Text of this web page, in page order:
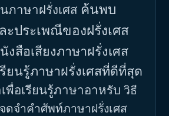
ภาษาฝรั่งเศส ค้นพบ
ประเพณีของฝรั่งเศส
สือเสียงภาษาฝรั่งเศส
ยนรู้ภาษาฝรั่งเศสที่ดีที่สุด
พื่อเรียนรู้ภาษาอาหรับ วิธี
ดจำคำศัพท์ภาษาฝรั่งเศส